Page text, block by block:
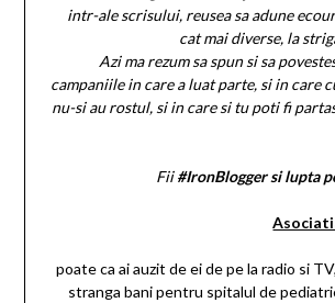
intr-ale scrisului, reusea sa adune
cat mai diverse, la
Azi ma rezum sa spun si sa
campaniile in care a luat parte, si in care
nu-si au rostul, si in care si tu poti fi
Fii#IronBlogger si lupta
poate ca ai auzit de ei de pe la radio si
stranga bani pentru spitalul de